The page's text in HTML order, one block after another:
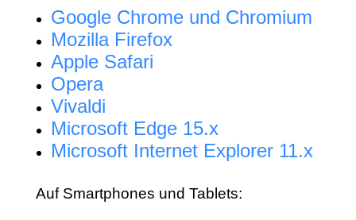
Google Chrome und Chromium
Mozilla Firefox
Apple Safari
Opera
Vivaldi
Microsoft Edge 15.x
Microsoft Internet Explorer 11.x
Auf Smartphones und Tablets: